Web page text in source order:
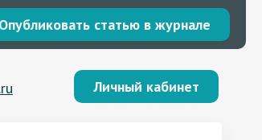
Опубликовать статью в журнале
Личный кабинет